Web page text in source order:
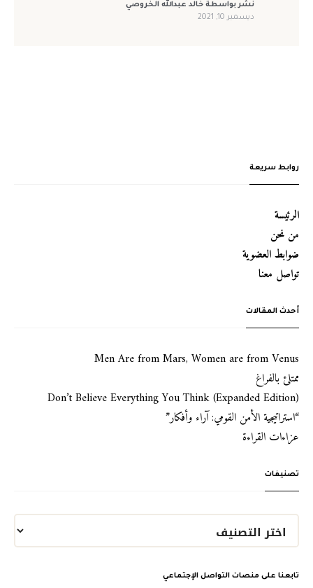
نشر بواسطة خالد عبدالله الخروصي
ديسمبر 10, 2021
روابط سريعة
الرئيسة
من نحن
ضوابط العضوية
تواصل معنا
أحدث المقالات
Men Are from Mars, Women are from Venus
ممتلئ بالفراغ
Don’t Believe Everything You Think (Expanded Edition)
“استراتيجية الأمن القومي: آراء وأفكار”
عزاءات القراءة
تصنيفات
تابعنا على منصات التواصل الإجتماعي